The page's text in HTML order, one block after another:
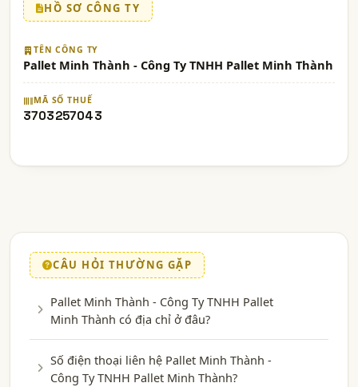
HỒ SƠ CÔNG TY
TÊN CÔNG TY
Pallet Minh Thành - Công Ty TNHH Pallet Minh Thành
MÃ SỐ THUẾ
3703257043
CÂU HỎI THƯỜNG GẶP
Pallet Minh Thành - Công Ty TNHH Pallet
Minh Thành có địa chỉ ở đâu?
Số điện thoại liên hệ Pallet Minh Thành -
Công Ty TNHH Pallet Minh Thành?